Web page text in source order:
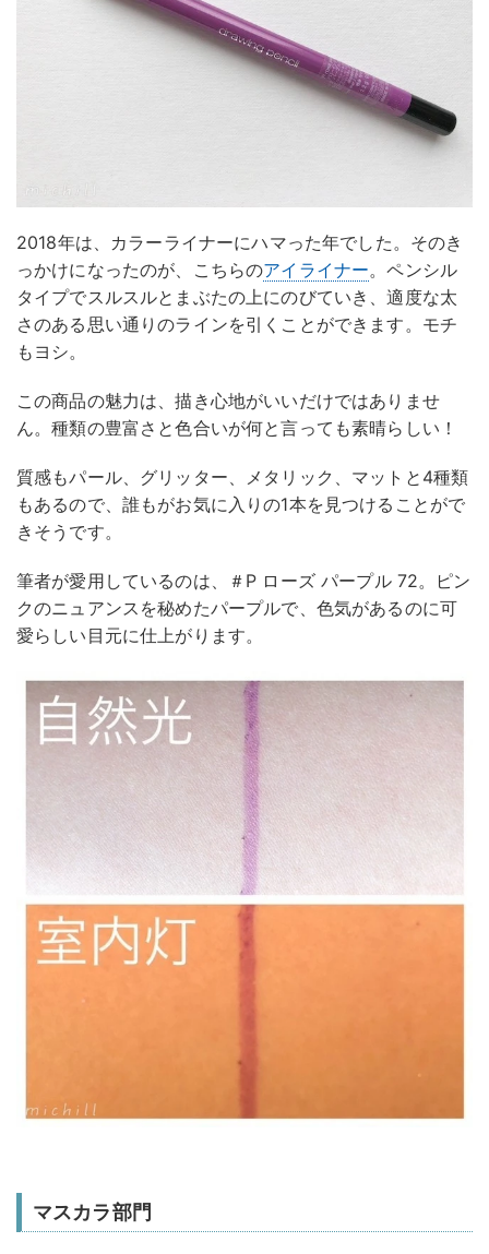
2018年は、カラーライナーにハマった年でした。そのき
っかけになったのが、こちらのアイライナー。ペンシル
タイプでスルスルとまぶたの上にのびていき、適度な太
さのある思い通りのラインを引くことができます。モチ
もヨシ。
この商品の魅力は、描き心地がいいだけではありませ
ん。種類の豊富さと色合いが何と言っても素晴らしい！
質感もパール、グリッター、メタリック、マットと4種類
もあるので、誰もがお気に入りの1本を見つけることがで
きそうです。
筆者が愛用しているのは、＃P ローズ パープル 72。ピン
クのニュアンスを秘めたパープルで、色気があるのに可
愛らしい目元に仕上がります。
マスカラ部門